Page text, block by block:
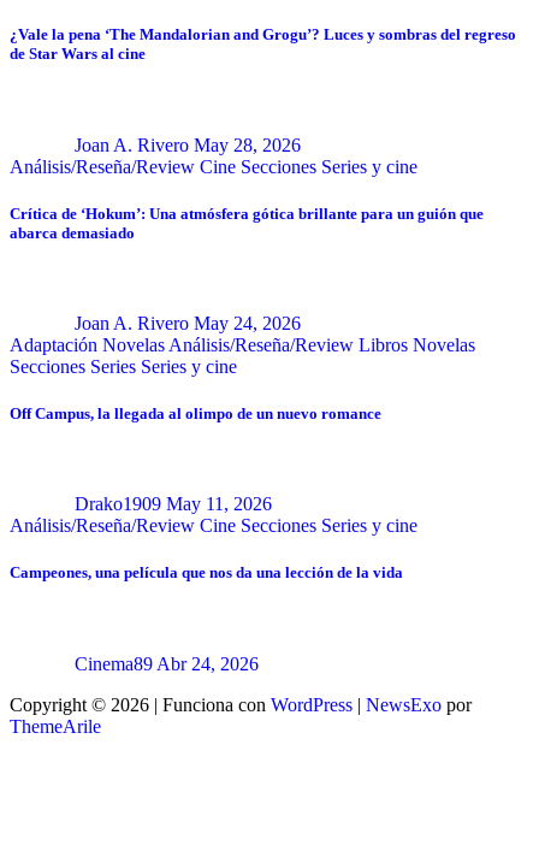
¿Vale la pena ‘The Mandalorian and Grogu’? Luces y sombras del regreso
de Star Wars al cine
Joan A. Rivero May 28, 2026
Análisis/Reseña/Review Cine Secciones Series y cine
Crítica de ‘Hokum’: Una atmósfera gótica brillante para un guión que
abarca demasiado
Joan A. Rivero May 24, 2026
Adaptación Novelas Análisis/Reseña/Review Libros Novelas
Secciones Series Series y cine
Off Campus, la llegada al olimpo de un nuevo romance
Drako1909 May 11, 2026
Análisis/Reseña/Review Cine Secciones Series y cine
Campeones, una película que nos da una lección de la vida
Cinema89 Abr 24, 2026
Copyright © 2026 | Funciona con WordPress | NewsExo por
ThemeArile